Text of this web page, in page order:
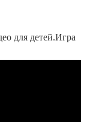
для детей.Игра